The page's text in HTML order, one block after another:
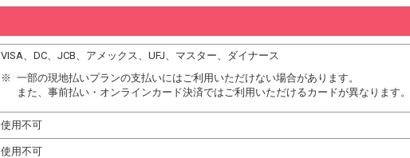
VISA、DC、JCB、アメックス、UFJ、マスター、ダイナース
一部の現地払いプランの支払いにはご利用いただけない場合があります。
また、事前払い・オンラインカード決済ではご利用いただけるカードが異なります
使用不可
使用不可